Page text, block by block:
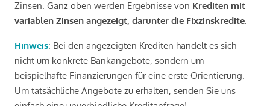
Zinsen. Ganz oben werden Ergebnisse von Krediten mit
variablen Zinsen angezeigt, darunter die Fixzinskredite
Hinweis: Bei den angezeigten Krediten handelt es sich
nicht um konkrete Bankangebote, sondern um
beispielhafte Finanzierungen für eine erste Orientierung.
Um tatsächliche Angebote zu erhalten, senden Sie uns